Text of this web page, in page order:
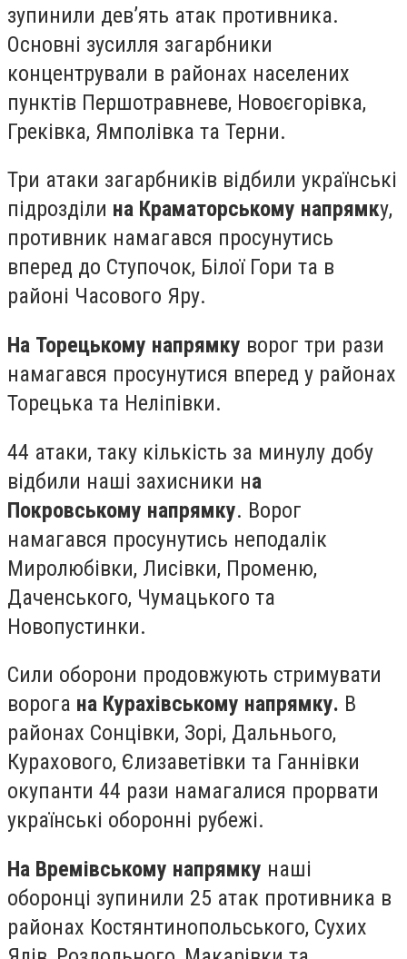
зупинили дев’ять атак противника.
Основні зусилля загарбники
концентрували в районах населених
пунктів Першотравневе, Новоєгорівка,
Греківка, Ямполівка та Терни.
Три атаки загарбників відбили українські
підрозділи на Краматорському напрямку,
противник намагався просунутись
вперед до Ступочок, Білої Гори та в
районі Часового Яру.
На Торецькому напрямку ворог три рази
намагався просунутися вперед у районах
Торецька та Неліпівки.
44 атаки, таку кількість за минулу добу
відбили наші захисники на
Покровському напрямку. Ворог
намагався просунутись неподалік
Миролюбівки, Лисівки, Променю,
Даченського, Чумацького та
Новопустинки.
Сили оборони продовжують стримувати
ворога на Курахівському напрямку. В
районах Сонцівки, Зорі, Дальнього,
Курахового, Єлизаветівки та Ганнівки
окупанти 44 рази намагалися прорвати
українські оборонні рубежі.
На Времівському напрямку наші
оборонці зупинили 25 атак противника в
районах Костянтинопольського, Сухих